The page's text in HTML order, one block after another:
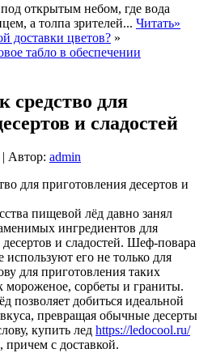
под открытым небом, где вода
а толпа зрителей... Читать»
доставки цветов? »
табло в обеспечении
средство для
и сладостей
Автор: admin
пищевой лёд давно занял
ингредиентов для
и сладостей. Шеф-повара
его не только для
для приготовления таких
мороженое, сорбеты и граниты.
позволяет добиться идеальной
превращая обычные десерты
купить лед https://ledocool.ru/
с доставкой.